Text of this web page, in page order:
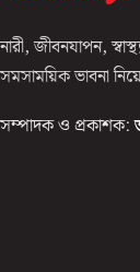
নারী, জীবনযাপন,
সমসাময়িক ভাবনা
সম্পাদক ও প্রকাশক: